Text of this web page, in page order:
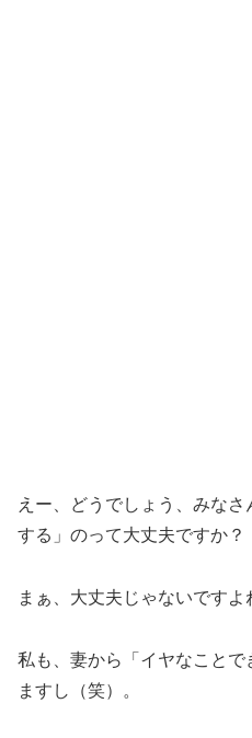
えー、どうでしょう、みな
する」のって大丈夫ですか？
まぁ、大丈夫じゃないですよ
私も、妻から「イヤなこと
ますし（笑）。